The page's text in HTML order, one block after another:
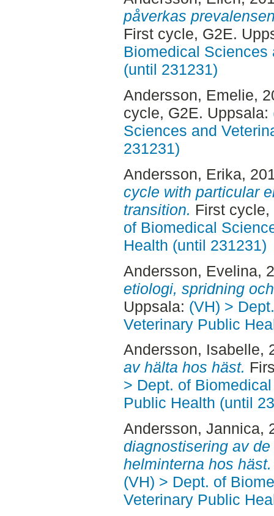
påverkas
First cycle, G2E.
Biomedical Sciences
(until 231231)
Andersson, Emelie,
cycle, G2E. Uppsala:
Sciences and
231231)
Andersson, Erika,
cycle with particular
transition. First
of Biomedical
Health (until 231231)
Andersson, Evelina,
etiologi, spridning
Uppsala: (VH) >
Veterinary Public
Andersson, Isabelle,
av hälta hos häst.
> Dept. of
Public Health (until
Andersson, Jannica,
diagnostisering av
helminterna hos häst.
(VH) > Dept. of
Veterinary Public